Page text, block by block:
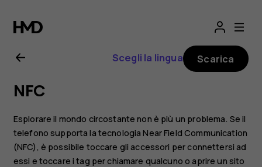
Manuale
d’uso
del
Nokia
8.1
Scegli la lingua Scarica
NFC
Esplorare il mondo circostante non è più un problema. Se il
telefono supporta la tecnologia Near Field Communication
(NFC), è possibile toccare gli accessori per connettersi ad
essi e toccare i tag per chiamare qualcuno o aprire un sito